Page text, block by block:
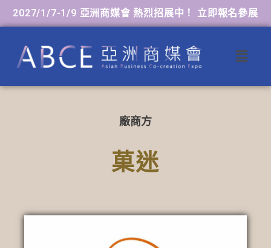
2027/1/7-1/9 亞洲商媒會 熱烈招展中！ 立即報名參展
廠商方
菓迷